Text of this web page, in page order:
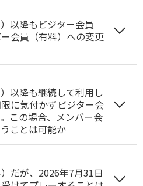
以降もビジター会員
ー会員（有料）への変更
以降も継続して利用し
に気付かずビジター会
この場合、メンバー会
ことは可能か
だが、2026年7月31日